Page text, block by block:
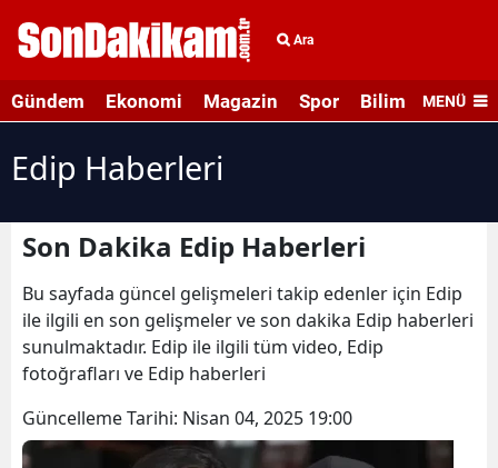
Ara
Gündem Ekonomi Magazin Spor Bilim veMENÜ
Edip Haberleri
Son Dakika Edip Haberleri
Bu sayfada güncel gelişmeleri takip edenler için Edip
ile ilgili en son gelişmeler ve son dakika Edip haberleri
sunulmaktadır. Edip ile ilgili tüm video, Edip
fotoğrafları ve Edip haberleri
Güncelleme Tarihi: Nisan 04, 2025 19:00